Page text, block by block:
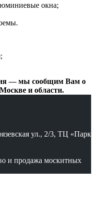
окна;
— мы сообщим Вам о
и области.
ул., 2/3, ТЦ «Парк
и продажа москитных